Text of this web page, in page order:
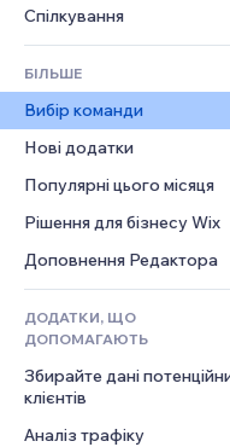
Залучення
Розміщення сайту
Ел. пошта
Конверсія
Друк на замовлення
Бухгалтерський облік
Купони й лояльність
Рішення для складів
Дропшипінг
Тарифні плани й підписки
Краудфандинг
Їжа та напої
Нерухомість
Музика
Подкасти
Фотографія
Відео
PDF
Обмін файлами
Новини
Карти й навігація
Конфіденційність і безпека
Годинник
Шаблони сторінок
Ефекти зображення
Кнопки та меню
Банери та бейджі
Калькулятори
Пошук
Погода
Графіки й таблиці
Форми
Опитування
Чат
Коментарі
Телефон
Спільнота
Відгуки
CRM
БІЛЬШЕ
Вибір команди
Нові додатки
Популярні цього місяця
Рішення для бізнесу Wix
Доповнення Редактора
ДОДАТКИ, ЩО
ДОПОМАГАЮТЬ
Збирайте дані
клієнтів
Аналіз трафіку